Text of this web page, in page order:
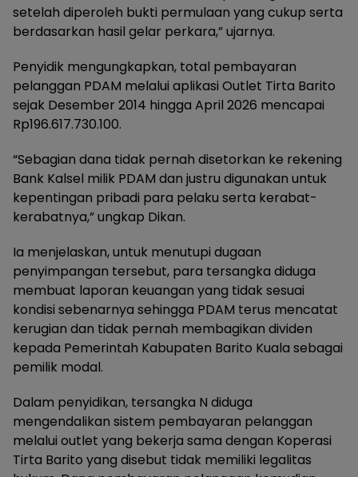
setelah diperoleh bukti permulaan yang cukup serta
berdasarkan hasil gelar perkara,” ujarnya.
Penyidik mengungkapkan, total pembayaran
pelanggan PDAM melalui aplikasi Outlet Tirta Barito
sejak Desember 2014 hingga April 2026 mencapai
Rp196.617.730.100.
“Sebagian dana tidak pernah disetorkan ke rekening
Bank Kalsel milik PDAM dan justru digunakan untuk
kepentingan pribadi para pelaku serta kerabat-
kerabatnya,” ungkap Dikan.
Ia menjelaskan, untuk menutupi dugaan
penyimpangan tersebut, para tersangka diduga
membuat laporan keuangan yang tidak sesuai
kondisi sebenarnya sehingga PDAM terus mencatat
kerugian dan tidak pernah membagikan dividen
kepada Pemerintah Kabupaten Barito Kuala sebagai
pemilik modal.
Dalam penyidikan, tersangka N diduga
mengendalikan sistem pembayaran pelanggan
melalui outlet yang bekerja sama dengan Koperasi
Tirta Barito yang disebut tidak memiliki legalitas